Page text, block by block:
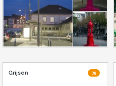
78
Grijsen